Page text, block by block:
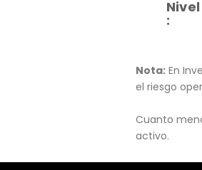
:
Nota: En
el riesgo
Cuanto
activo.